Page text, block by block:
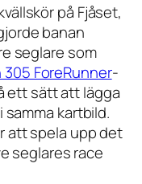
på Fjåset,
banan
seglare som
305 ForeRunner-
ett sätt att lägga
kartbild.
att spela upp det
seglares race